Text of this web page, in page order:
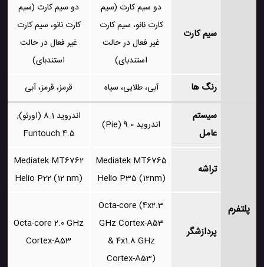
سیم کارت
دو سیم کارت (سیم
کارت نانو، سیم کارت
غیر فعال در حالت
استندبای)
دو سیم کارت (سیم
کارت نانو، سیم کارت
غیر فعال در حالت
استندبای)
رنگ ها آبی، طلایی، سیاه قرمز، قرمز، آبی
پلتفرم
سیستم
عامل
اندروید 9.0 (Pie)
اندروید 8.1 (اورئو);
Funtouch 4.5
تراشه
Mediatek MT6765
Helio P35 (12nm)
Mediatek MT6762
Helio P22 (12 nm)
پردازشگر
Octa-core (4x2.3
GHz Cortex-A53
& 4x1.8 GHz
Cortex-A53)
Octa-core 2.0 GHz
Cortex-A53